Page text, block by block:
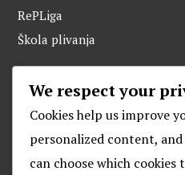
RePLiga
Škola plivanja
ARHIVA
We respect your
Cookies help us improve
personalized content,
can choose which